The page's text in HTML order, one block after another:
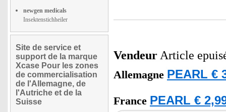
newgen medicals
Insektenstichheiler
Site de service et
support de la marque
Xcase Pour les zones
de commercialisation
de l'Allemagne, de
l'Autriche et de la
Suisse
Vendeur Article
Allemagne PEARL €
France PEARL €